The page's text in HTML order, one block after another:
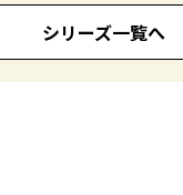
シリーズ一覧へ